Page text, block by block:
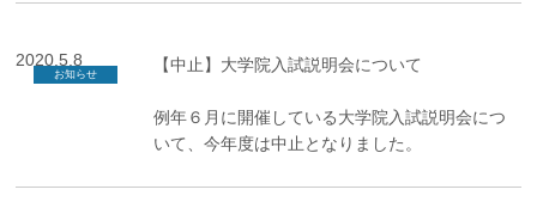
2020.5.8
お知らせ 【中止】大学院入試説明会について
例年６月に開催している大学院入試説明会につ
いて、今年度は中止となりました。